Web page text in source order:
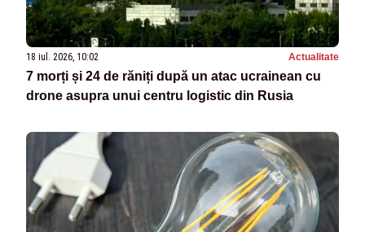
18 iul. 2026, 10:02 Actualitate
7 morți și 24 de răniți după un atac ucrainean cu
drone asupra unui centru logistic din Rusia